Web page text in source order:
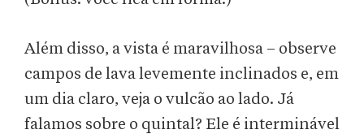
Além disso, a vista é maravilhosa – observe
campos de lava levemente inclinados e, em
um dia claro, veja o vulcão ao lado. Já
falamos sobre o quintal? Ele é interminável